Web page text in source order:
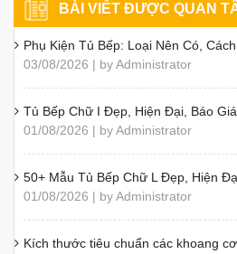
BÀI VIẾT ĐƯỢC QUAN
Phụ Kiện Tủ Bếp: Loại Nên Có,
03/08/2026 | by Administrator
Tủ Bếp Chữ I Đẹp, Hiện Đại, Báo
01/08/2026 | by Administrator
50+ Mẫu Tủ Bếp Chữ L Đẹp, Hiện
01/08/2026 | by Administrator
Kích thước tiêu chuẩn các khoang